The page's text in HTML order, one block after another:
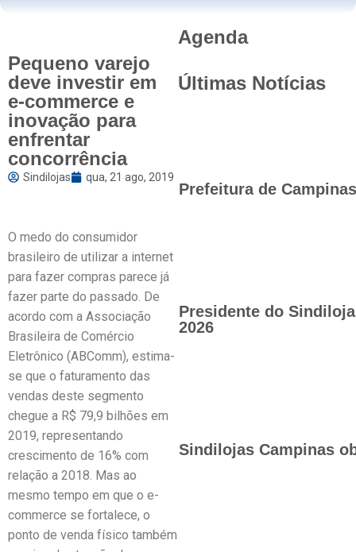
Pequeno varejo
deve investir em
e-commerce e
inovação para
enfrentar
concorrência
Sindilojas qua, 21 ago, 2019
O medo do consumidor
brasileiro de utilizar a internet
para fazer compras parece já
fazer parte do passado. De
acordo com a Associação
Brasileira de Comércio
Eletrônico (ABComm), estima-
se que o faturamento das
vendas deste segmento
chegue a R$ 79,9 bilhões em
2019, representando
crescimento de 16% com
relação a 2018. Mas ao
mesmo tempo em que o e-
commerce se fortalece, o
ponto de venda físico também
Agenda
Últimas Notícias
Prefeitura de
Presidente do
2026
Sindilojas Campinas